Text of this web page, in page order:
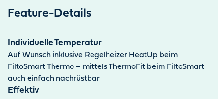
Feature-Details
Individuelle Temperatur
Auf Wunsch inklusive Regelheizer HeatUp beim
FiltoSmart Thermo – mittels ThermoFit beim FiltoSmart
auch einfach nachrüstbar
Effektiv